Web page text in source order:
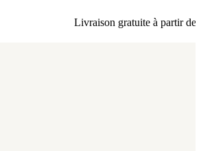
Livraison gratuite à partir de 80